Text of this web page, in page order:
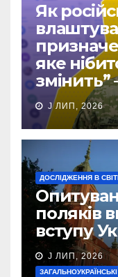
Як
яке
змінить”
J ЛИП, 2026
ДОСЛІДЖЕННЯ В СВІТІ
поляків
вступу
J ЛИП, 2026